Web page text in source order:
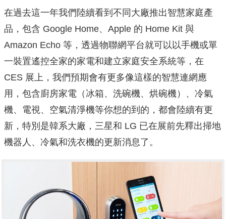
在過去這一年我們陸續看到不同大廠推出智慧家庭產
品，包含 Google Home、Apple 的 Home Kit 與
Amazon Echo 等，透過物聯網平台就可以以手機或單
一裝置遙控全家的家電和建立家庭安全系統等，在
CES 展上，我們預期會有更多像這樣的智慧連網應
用，包含廚房家電（冰箱、洗碗機、烘碗機）、冷氣
機、電視、空氣清淨機等你想的到的，都會陸續有更
新，特別是韓系大廠，三星和 LG 已在展前先釋出掃地
機器人、冷氣和洗衣機的更新消息了。